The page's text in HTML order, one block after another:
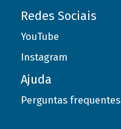
Redes Sociais
YouTube
Instagram
Ajuda
Perguntas frequentes